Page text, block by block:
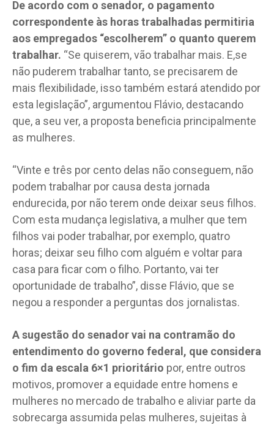
De acordo com o senador, o pagamento
correspondente às horas trabalhadas permitiria
aos empregados “escolherem” o quanto querem
trabalhar. “Se quiserem, vão trabalhar mais. E,se
não puderem trabalhar tanto, se precisarem de
mais flexibilidade, isso também estará atendido por
esta legislação”, argumentou Flávio, destacando
que, a seu ver, a proposta beneficia principalmente
as mulheres.
“Vinte e três por cento delas não conseguem, não
podem trabalhar por causa desta jornada
endurecida, por não terem onde deixar seus filhos.
Com esta mudança legislativa, a mulher que tem
filhos vai poder trabalhar, por exemplo, quatro
horas; deixar seu filho com alguém e voltar para
casa para ficar com o filho. Portanto, vai ter
oportunidade de trabalho”, disse Flávio, que se
negou a responder a perguntas dos jornalistas.
A sugestão do senador vai na contramão do
entendimento do governo federal, que considera
o fim da escala 6×1 prioritário por, entre outros
motivos, promover a equidade entre homens e
mulheres no mercado de trabalho e aliviar parte da
sobrecarga assumida pelas mulheres, sujeitas à